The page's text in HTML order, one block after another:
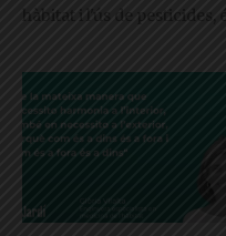
hàbitat i l'ús de pesticides,